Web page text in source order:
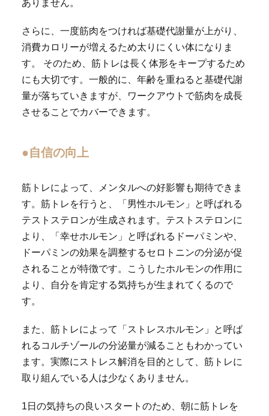
ありません。
さらに、一度筋肉をつければ基礎代謝量が上がり、
消費カロリーが増えるため太りにくい体になりま
す。 そのため、筋トレは長く体形をキープするため
にも大切です。一般的に、年齢を重ねると基礎代謝
量が落ちていきますが、ワークアウトで筋肉を成長
させることでカバーできます。
●自信の向上
筋トレによって、メンタルへの好影響も期待できま
す。筋トレを行うと、「男性ホルモン」と呼ばれる
テストステロンが生成されます。テストステロンに
より、「幸せホルモン」と呼ばれるドーパミンや、
ドーパミンの効果を調整するセロトニンの分泌が促
されることが特徴です。こうしたホルモンの作用に
より、自分を肯定する気持ちが生まれてくるので
す。
また、筋トレによって「ストレスホルモン」と呼ば
れるコルチゾールの分泌量が減ることもわかってい
ます。実際にストレス解消を目的として、筋トレに
取り組んでいる人は少なくありません。
1日の気持ちの良いスタートのため、朝に筋トレを